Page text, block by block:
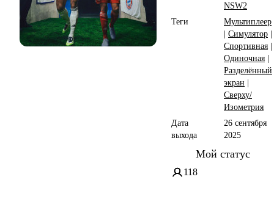
NSW2
Теги
Мультиплеер
| Симулятор |
Спортивная |
Одиночная |
Разделённый
экран |
Сверху/
Изометрия
Дата
выхода
26 сентября
2025
Мой статус
118